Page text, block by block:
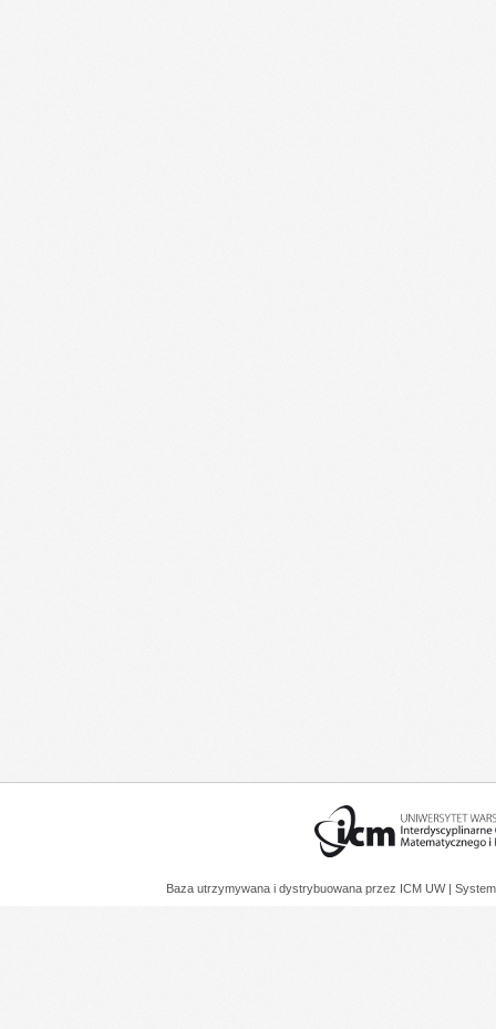
Baza utrzymywana i dystrybuowana przez ICM UW |